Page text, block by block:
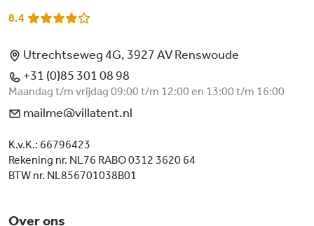
8.4
Utrechtseweg 4G, 3927 AV Renswoude
+31 (0)85 301 08 98
Maandag t/m vrijdag 09:00 t/m 12:00 en 13:00 t/m 16:00
mailme@villatent.nl
K.v.K.: 66796423
Rekening nr. NL76 RABO 0312 3620 64
BTW nr. NL856701038B01
Over ons